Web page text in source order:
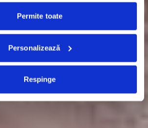
Permite toate
Personalizează
Respinge